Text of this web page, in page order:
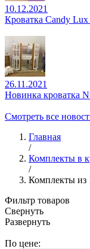
10.12.2021
Кроватка Candy
26.11.2021
Новинка кроватка
Смотреть все
Главная
/
Комплекты в
/
Комплекты из
Фильтр товаров
Свернуть
Развернуть
По цене: